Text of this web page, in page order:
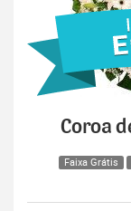
Coroa
Faixa Grátis